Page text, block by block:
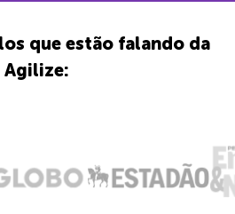
que estão falando da
Agilize: